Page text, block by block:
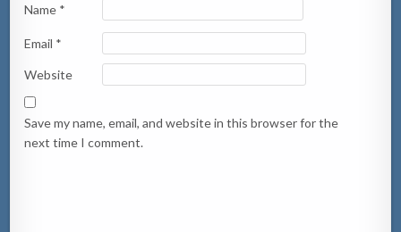
Name *
Email *
Website
Save my name, email, and website in this browser for the
next time I comment.